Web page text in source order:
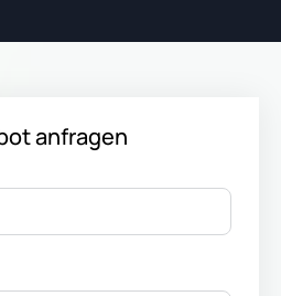
anfragen